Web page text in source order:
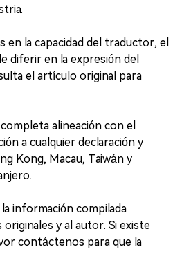
en la capacidad del traductor, el
diferir en la expresión del
el artículo original para
alineación con el
a cualquier declaración y
Kong, Macau, Taiwán y
información compilada
y al autor. Si existe
contáctenos para que la